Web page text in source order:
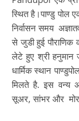
स्थित है।पाण्डु पोल
निर्वासन समय
से जुडी हुई
लेटे हुए श्री
धार्मिक स्थान
मिलते है. इस वन्य
सूअर, सांभर और